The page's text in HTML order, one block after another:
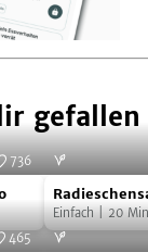
gefallen
736
Einfach| 20
465